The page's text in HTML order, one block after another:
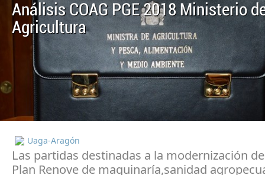
Análisis COAG PGE 2018 Ministerio
Agricultura
Uaga-Aragón
Las partidas destinadas a la modernización
Plan Renove de maquinaría,sanidad